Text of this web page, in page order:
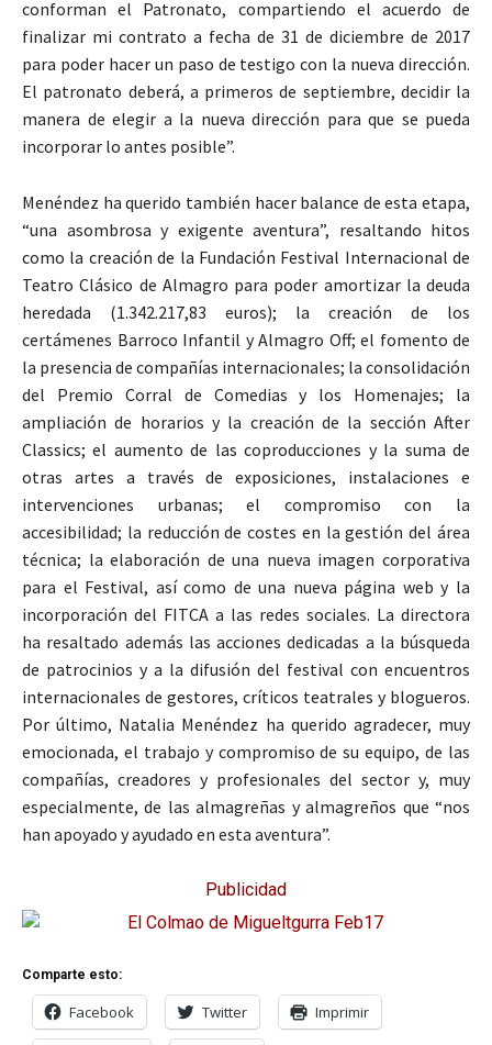
conforman el Patronato, compartiendo el acuerdo de
finalizar mi contrato a fecha de 31 de diciembre de 2017
para poder hacer un paso de testigo con la nueva dirección.
El patronato deberá, a primeros de septiembre, decidir la
manera de elegir a la nueva dirección para que se pueda
incorporar lo antes posible”.
Menéndez ha querido también hacer balance de esta etapa,
“una asombrosa y exigente aventura”, resaltando hitos
como la creación de la Fundación Festival Internacional de
Teatro Clásico de Almagro para poder amortizar la deuda
heredada (1.342.217,83 euros); la creación de los
certámenes Barroco Infantil y Almagro Off; el fomento de
la presencia de compañías internacionales; la consolidación
del Premio Corral de Comedias y los Homenajes; la
ampliación de horarios y la creación de la sección After
Classics; el aumento de las coproducciones y la suma de
otras artes a través de exposiciones, instalaciones e
intervenciones urbanas; el compromiso con la
accesibilidad; la reducción de costes en la gestión del área
técnica; la elaboración de una nueva imagen corporativa
para el Festival, así como de una nueva página web y la
incorporación del FITCA a las redes sociales. La directora
ha resaltado además las acciones dedicadas a la búsqueda
de patrocinios y a la difusión del festival con encuentros
internacionales de gestores, críticos teatrales y blogueros.
Por último, Natalia Menéndez ha querido agradecer, muy
emocionada, el trabajo y compromiso de su equipo, de las
compañías, creadores y profesionales del sector y, muy
especialmente, de las almagreñas y almagreños que “nos
han apoyado y ayudado en esta aventura”.
Publicidad
Comparte esto:
Facebook Twitter Imprimir